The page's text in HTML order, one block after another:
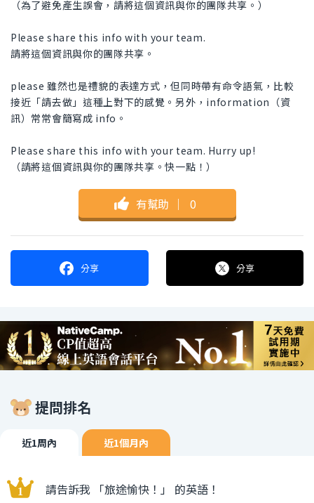
（為了避免產生誤會，請將這個資訊與你的團隊共享。）
Please share this info with your team.
請將這個資訊與你的團隊共享。
please 雖然也是禮貌的表達方式，但同時帶有命令語氣，比較
接近「請去做」這種上對下的感覺。另外，information（資
訊）常常會簡寫成 info。
Please share this info with your team. Hurry up!
（請將這個資訊與你的團隊共享。快一點！）
有幫助 ｜ 0
分享 分享
提問排名
近1周內 近1個月內
請告訴我 「旅途愉快！」 的英語！